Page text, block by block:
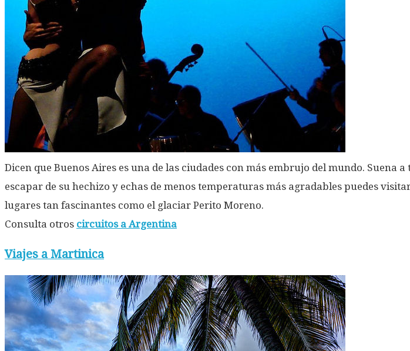
Dicen que Buenos Aires es una de las ciudades con más embrujo del mundo.
escapar de su hechizo y echas de menos temperaturas más agradables puedes
lugares tan fascinantes como el glaciar Perito Moreno.
Consulta otros circuitos a Argentina
Viajes a Martinica